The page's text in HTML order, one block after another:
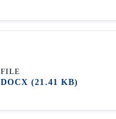
FILE
DOCX(21.41 KB)